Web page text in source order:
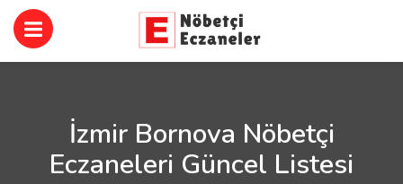
İzmir Bornova Nöbetçi
Eczaneleri Güncel Listesi